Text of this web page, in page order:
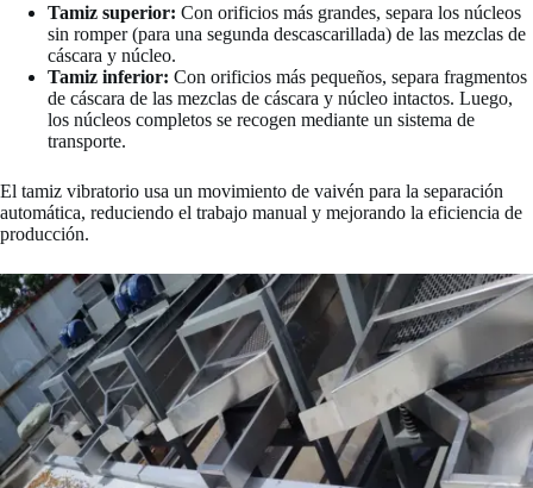
Tamiz superior: Con orificios más grandes, separa los núcleos
sin romper (para una segunda descascarillada) de las mezclas de
cáscara y núcleo.
Tamiz inferior: Con orificios más pequeños, separa fragmentos
de cáscara de las mezclas de cáscara y núcleo intactos. Luego,
los núcleos completos se recogen mediante un sistema de
transporte.
El tamiz vibratorio usa un movimiento de vaivén para la separación
automática, reduciendo el trabajo manual y mejorando la eficiencia de
producción.